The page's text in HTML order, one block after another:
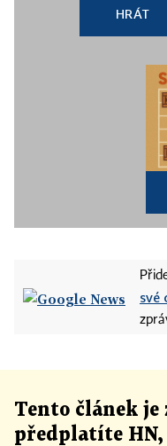
HRÁT
své
Tento článek je
předplatíte HN,